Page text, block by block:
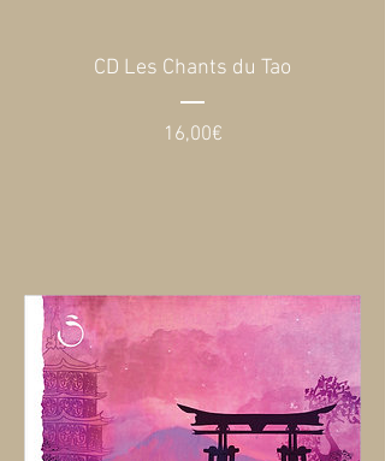
CD Les Chants du Tao
16,00€Prix